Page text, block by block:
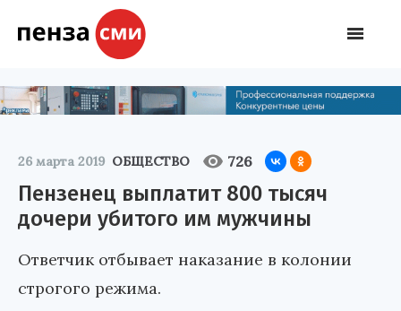
26 марта 2019 ОБЩЕСТВО 726
Пензенец выплатит 800 тысяч
дочери убитого им мужчины
Ответчик отбывает наказание в колонии
строгого режима.